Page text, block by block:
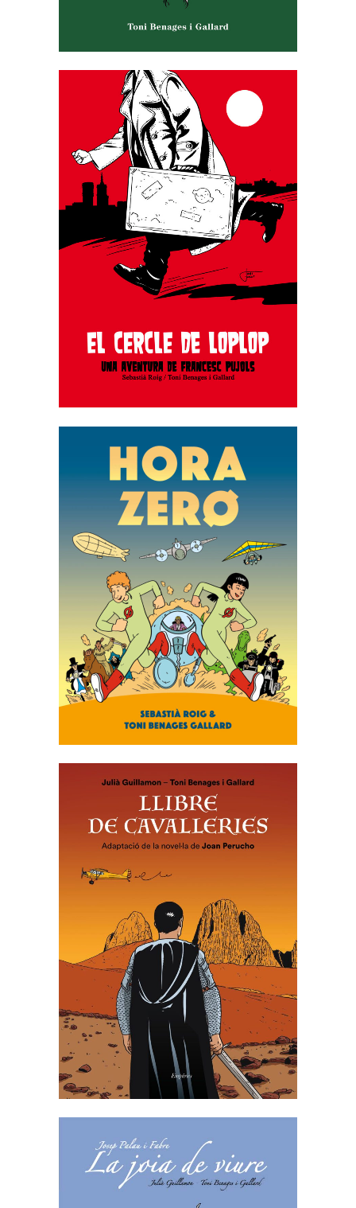
EL CERCLE DE LOPLOP. UNA
AVENTURA DE FRANCESC
PUJOLS
HORA ZERO
LLIBRE DE CAVALLERIES